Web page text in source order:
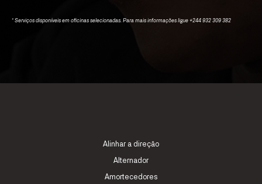
* Serviços disponíveis em oficinas selecionadas. Para mais informações ligue +244 932 309 382
Alinhar a direção
Alternador
Amortecedores